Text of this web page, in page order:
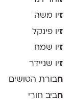
זיו משה
זיו פינקל
זיו שמח
זיו שניידר
חבורת הטושים
חביב חורי